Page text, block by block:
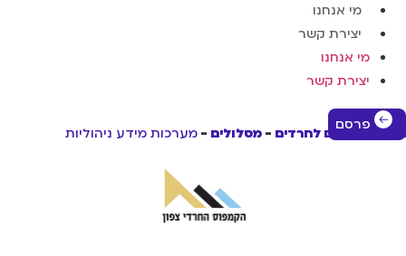
מי אנחנו
יצירת קשר
מי אנחנו
יצירת קשר
פרסם
לימודים לחרדים מסלולים מערכות מידע ניהוליות